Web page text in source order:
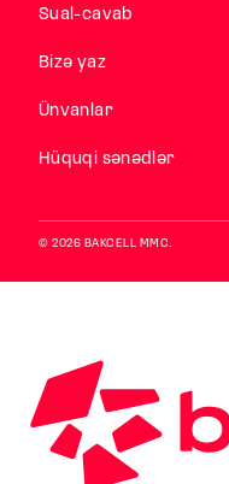
Sual-cavab
Bizə yaz
Ünvanlar
Hüquqi sənədlər
© 2026 BAKCELL MMC.